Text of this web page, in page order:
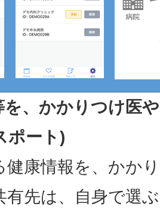
を、かかりつけ医
ポート)
健康情報を、かか
有先は、自身で選